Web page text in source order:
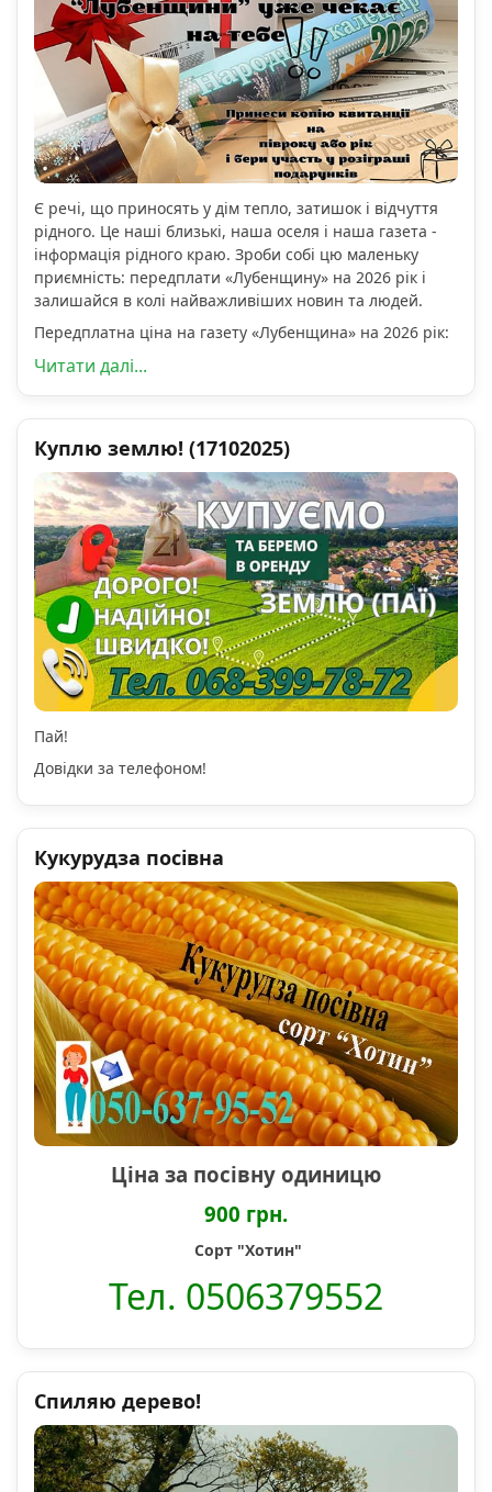
Є речі, що приносять у дім тепло, затишок і відчуття
рідного. Це наші близькі, наша оселя і наша газета -
інформація рідного краю. Зроби собі цю маленьку
приємність: передплати «Лубенщину» на 2026 рік і
залишайся в колі найважливіших новин та людей.
Передплатна ціна на газету «Лубенщина» на 2026 рік:
Читати далі...
Куплю землю! (17102025)
Пай!
Довідки за телефоном!
Кукурудза посівна
Ціна за посівну одиницю
900 грн.
Сорт "Хотин"
Тел. 0506379552
Спиляю дерево!